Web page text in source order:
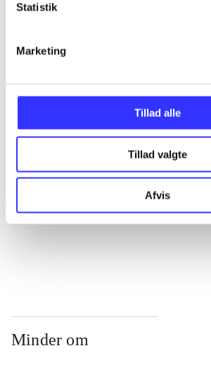
Statistik
Marketing
Tillad alle
Tillad valgte
Afvis
Alle registrerede artikler fordelt på
...
...
...
Minder om